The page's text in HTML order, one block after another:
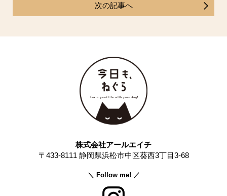
次の記事へ
株式会社アールエイチ
〒433-8111 静岡県浜松市中区葵西3丁目3-68
＼ Follow me! ／